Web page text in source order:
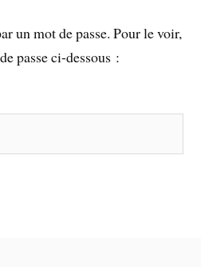
un mot de passe. Pour le voir,
passe ci-dessous :